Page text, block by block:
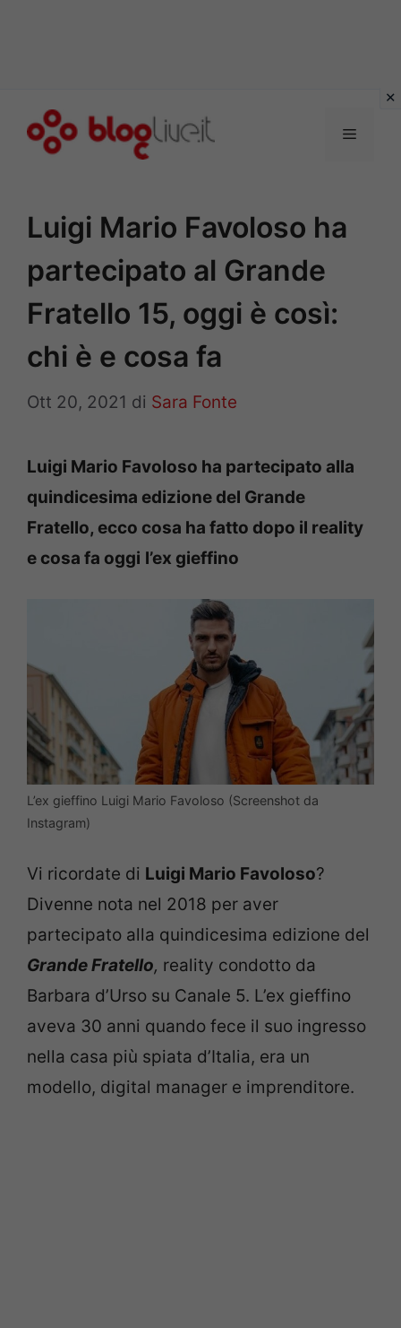
Menu
Luigi Mario Favoloso ha
partecipato al Grande
Fratello 15, oggi è così:
chi è e cosa fa
Ott 20, 2021 di Sara Fonte
Luigi Mario Favoloso ha partecipato alla
quindicesima edizione del Grande
Fratello, ecco cosa ha fatto dopo il reality
e cosa fa oggi l’ex gieffino
L’ex gieffino Luigi Mario Favoloso (Screenshot da
Instagram)
Vi ricordate di Luigi Mario Favoloso?
Divenne nota nel 2018 per aver
partecipato alla quindicesima edizione del
Grande Fratello, reality condotto da
Barbara d’Urso su Canale 5. L’ex gieffino
aveva 30 anni quando fece il suo ingresso
nella casa più spiata d’Italia, era un
modello, digital manager e imprenditore.